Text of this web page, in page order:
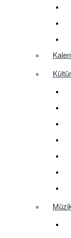
Kültür